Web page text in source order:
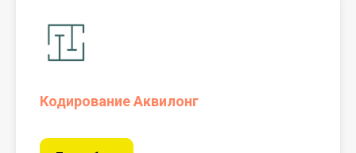
Кодирование Аквилонг